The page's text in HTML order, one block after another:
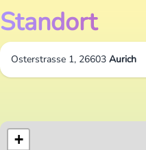
Standort
Osterstrasse 1, 26603 Aurich
+